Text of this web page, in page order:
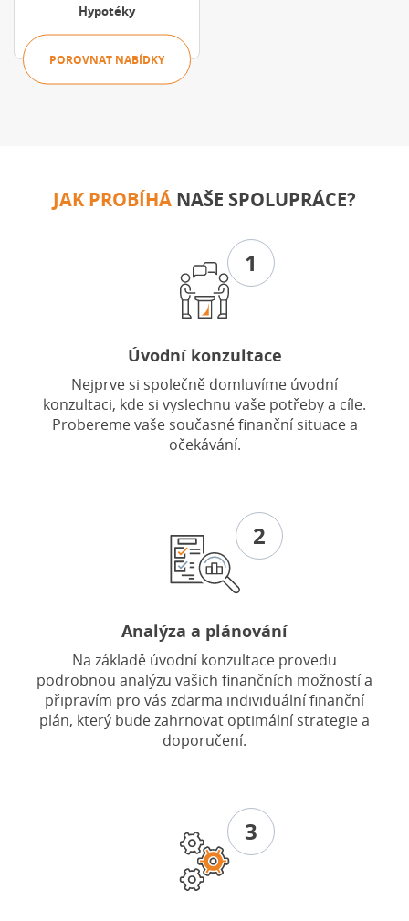
Hypotéky
POROVNAT NABÍDKY
JAK PROBÍHÁ NAŠE SPOLUPRÁCE?
1
Úvodní konzultace
Nejprve si společně domluvíme úvodní
konzultaci, kde si vyslechnu vaše potřeby a cíle.
Probereme vaše současné finanční situace a
očekávání.
2
Analýza a plánování
Na základě úvodní konzultace provedu
podrobnou analýzu vašich finančních možností a
připravím pro vás zdarma individuální finanční
plán, který bude zahrnovat optimální strategie a
doporučení.
3